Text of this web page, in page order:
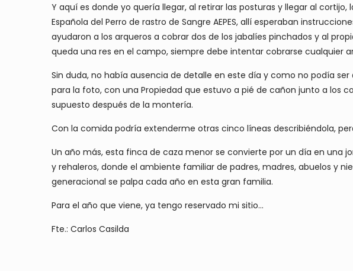
Y aquí es donde yo quería llegar, al retirar las posturas y llegar al
Española del Perro de rastro de Sangre AEPES, allí esperaban
ayudaron a los arqueros a cobrar dos de los jabalíes pinchados y al
queda una res en el campo, siempre debe intentar cobrarse cualquier
Sin duda, no había ausencia de detalle en este día y como no podía
para la foto, con una Propiedad que estuvo a pié de cañon junto a los
supuesto después de la montería.
Con la comida podría extenderme otras cinco líneas describiéndola,
Un año más, esta finca de caza menor se convierte por un día en una
y rehaleros, donde el ambiente familiar de padres, madres, abuelos y
generacional se palpa cada año en esta gran familia.
Para el año que viene, ya tengo reservado mi sitio...
Fte.: Carlos Casilda